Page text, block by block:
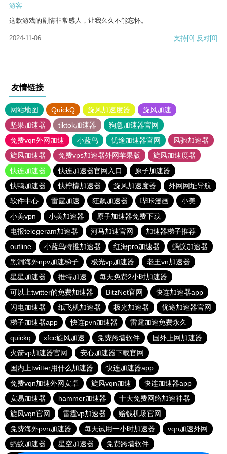
游客
这款游戏的剧情非常感人，让我久久不能忘怀。
2024-11-06 支持[0] 反对[0]
友情链接
网站地图 QuickQ 旋风加速度器
旋风加速
坚果加速器
tiktok加速器
狗急加速器官网
免费vqn外网加速
小蓝鸟 优途加速器官网
风驰加速器
旋风加速器
免费vps加速器外网苹果版
旋风加速度器
快连加速器
快连加速器官网入口
原子加速器
快鸭加速器
快柠檬加速器 旋风加速度器
外网网址导航
软件中心
雷霆加速 狂飙加速器 哔咔漫画
小美
小美vpn
小美加速器
原子加速器免费下载
电报telegeram加速器
河马加速官网
加速器梯子推荐
outline
小蓝鸟特推加速器 红海pro加速器
蚂蚁加速器
黑洞海外npv加速梯子
极光vp加速器
老王vn加速器
星星加速器
推特加速
每天免费2小时加速器
可以上twitter的免费加速器
BitzNet官网
快连加速器app
闪电加速器
纸飞机加速器 极光加速器
优途加速器官网
梯子加速器app
快连pvn加速器
雷霆加速免费永久
quickq
xfcc旋风加速 免费跨墙软件
国外上网加速器
火箭vp加速器官网
安心加速器下载官网
国内上twitter用什么加速器
快连加速器app
免费vqn加速外网安卓
旋风vqn加速
快连加速器app
安易加速器
hammer加速器
十大免费网络加速神器
旋风vqn官网
雷霆vp加速器
赔钱机场官网
免费海外pvn加速器
每天试用一小时加速器
vqn加速外网
蚂蚁加速器
星空加速器 免费跨墙软件